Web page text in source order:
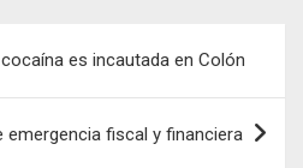
es incautada en Colón
emergencia fiscal y financiera